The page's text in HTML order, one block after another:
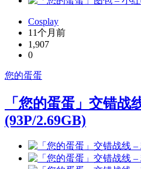
Cosplay
11个月前
1,907
0
您的蛋蛋
「您的蛋蛋」交错战
(93P/2.69GB)